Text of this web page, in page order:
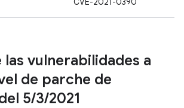
las vulnerabilidades a
de parche de
5/3/2021